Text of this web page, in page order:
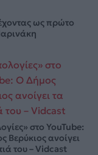
ως πρώτο
στο YouTube:
Βερύκιος ανοίγει
του – Vidcast